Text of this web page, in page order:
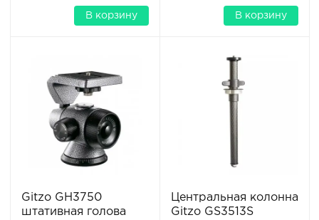
В корзину В корзину
Gitzo GH3750
штативная голова
Центральная колонна
Gitzo GS3513S